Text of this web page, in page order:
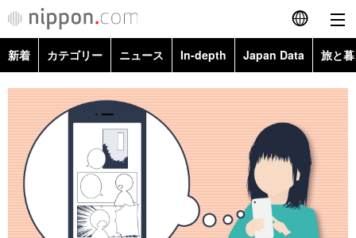
English
繁體字
Français
Español
カテゴリー
政治・外交
ニュース
新着 カテゴリー ニュース In-depth Japan Data 旅と
政治・外交
経済・ビジネス
国際・海外
社会
Topics
Images
People
東京